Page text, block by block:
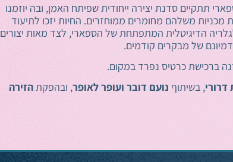
תתקיים סדנת יצירה ייחודית שפיתח האמן, ובה יוזמנו
מכניות משלהם מחומרים ממוחזרים. החיות יזכו לתיעוד
הדיגיטלית המתפתחת של הספארי, לצד מאות יצורים
של מבקרים קודמים.
ברכישת כרטיס נפרד במקום.
, בשיתוף נועם דובר ועופר לאופר, ובהפקתהזירה